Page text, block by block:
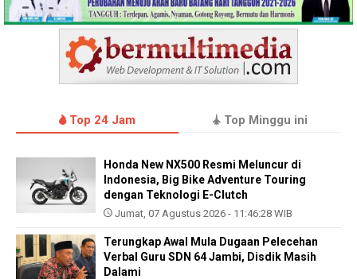
Top 24 Jam Top Minggu ini
Honda New NX500 Resmi Meluncur di
Indonesia, Big Bike Adventure Touring
dengan Teknologi E-Clutch
Jumat, 07 Agustus 2026 - 11:46:28 WIB
Terungkap Awal Mula Dugaan Pelecehan
Verbal Guru SDN 64 Jambi, Disdik Masih
Dalami